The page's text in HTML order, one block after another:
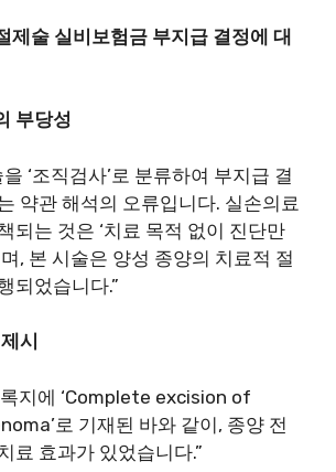
제술 실비보험금 부지급 결정에 대
부당성
‘조직검사’로 분류하여 부지급 결
약관 해석의 오류입니다. 실손의료
되는 것은 ‘치료 목적 없이 진단만
, 본 시술은 양성 종양의 치료적 절
되었습니다.”
시
지에 ‘Complete excision of
로 기재된 바와 같이, 종양 전
료 효과가 있었습니다.”